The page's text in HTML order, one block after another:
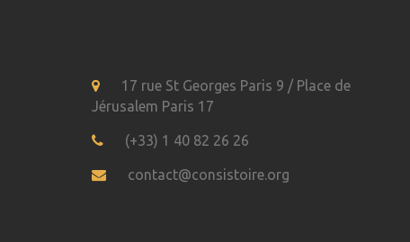
17 rue St Georges Paris 9 / Place de
Jérusalem Paris 17
(+33) 1 40 82 26 26
contact@consistoire.org